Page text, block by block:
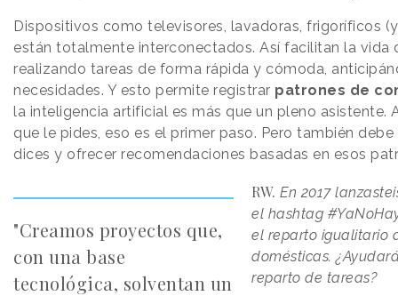
Dispositivos como televisores, lavadoras, frigoríficos
están totalmente interconectados. Así facilitan la vida
realizando tareas de forma rápida y cómoda,
necesidades. Y esto permite registrar patrones de
la inteligencia artificial es más que un pleno asistente.
que le pides, eso es el primer paso. Pero también
dices y ofrecer recomendaciones basadas en esos
"Creamos proyectos que,
con una base
tecnológica, solventan un
RW. En 2017
el hashtag
el reparto igualitario
domésticas.
reparto de tareas?